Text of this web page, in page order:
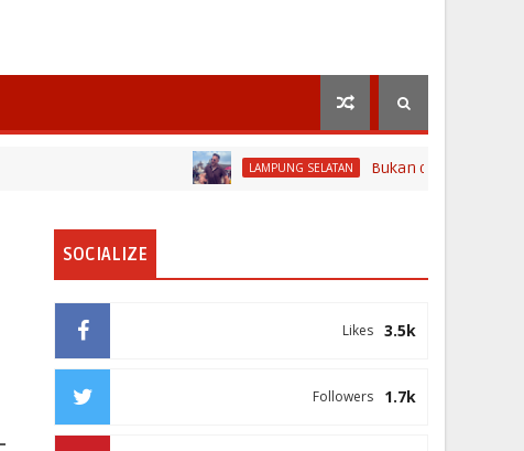
LAMPUNG SELATAN Bukan di Bali, Ngaben
SOCIALIZE
3.5k
Likes
1.7k
Followers